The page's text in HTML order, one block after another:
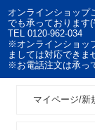
オンラインショップ
でも承っております
TEL 0120-962-034
※オンラインショッ
ましては対応できま
※お電話注文は承っ
マイページ/新